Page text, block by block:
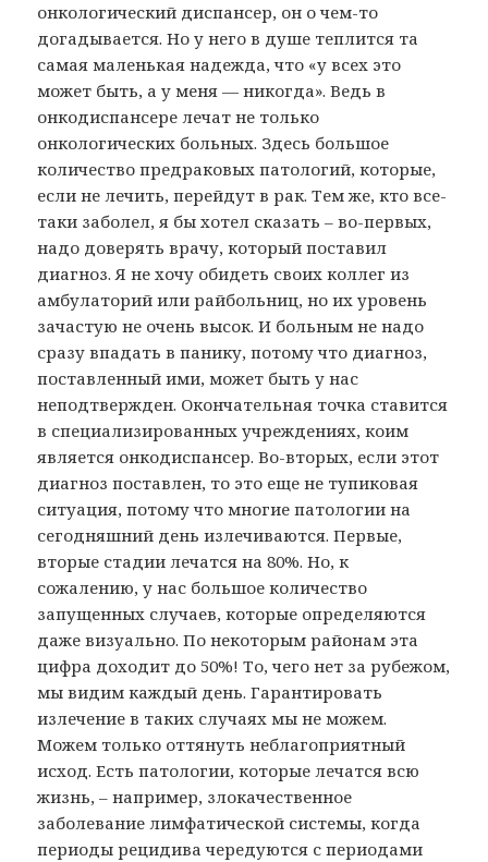
онкологический диспансер, он о чем-то
догадывается. Но у него в душе теплится та
самая маленькая надежда, что «у всех это
может быть, а у меня — никогда». Ведь в
онкодиспансере лечат не только
онкологических больных. Здесь большое
количество предраковых патологий, которые,
если не лечить, перейдут в рак. Тем же, кто все-
таки заболел, я бы хотел сказать – во-первых,
надо доверять врачу, который поставил
диагноз. Я не хочу обидеть своих коллег из
амбулаторий или райбольниц, но их уровень
зачастую не очень высок. И больным не надо
сразу впадать в панику, потому что диагноз,
поставленный ими, может быть у нас
неподтвержден. Окончательная точка ставится
в специализированных учреждениях, коим
является онкодиспансер. Во-вторых, если этот
диагноз поставлен, то это еще не тупиковая
ситуация, потому что многие патологии на
сегодняшний день излечиваются. Первые,
вторые стадии лечатся на 80%. Но, к
сожалению, у нас большое количество
запущенных случаев, которые определяются
даже визуально. По некоторым районам эта
цифра доходит до 50%! То, чего нет за рубежом,
мы видим каждый день. Гарантировать
излечение в таких случаях мы не можем.
Можем только оттянуть неблагоприятный
исход. Есть патологии, которые лечатся всю
жизнь, – например, злокачественное
заболевание лимфатической системы, когда
периоды рецидива чередуются с периодами